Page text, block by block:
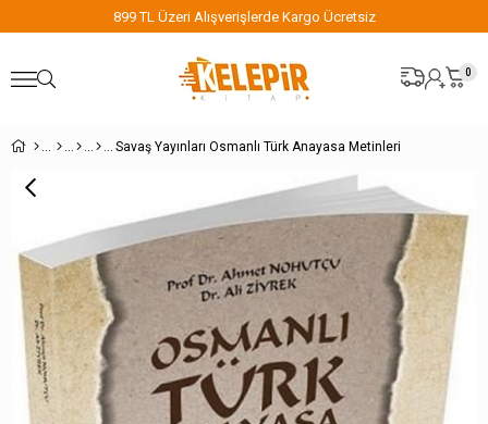
899 TL Üzeri Alışverişlerde
0
Savaş Yayınları Osmanlı Türk Anayasa Metinleri